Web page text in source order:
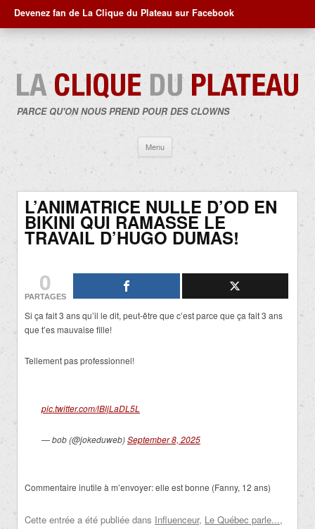
Devenez fan de La Clique du Plateau sur Facebook
PARCE QU'ON NOUS PREND POUR DES CLOWNS
Menu
contenu
L’ANIMATRICE NULLE D’OD EN
BIKINI QUI RAMASSE LE
TRAVAIL D’HUGO DUMAS!
0
PARTAGES
Si ça fait 3 ans qu’il le dit, peut-être que c’est parce que ça fait 3 ans
que t’es mauvaise fille!
Tellement pas professionnel!
pic.twitter.com/lBljLaDL5L
— bob (@jokeduweb)September 8, 2025
Commentaire inutile à m’envoyer: elle est bonne (Fanny, 12 ans)
Cette entrée a été publiée dans Influenceur, Le Québec parle...,